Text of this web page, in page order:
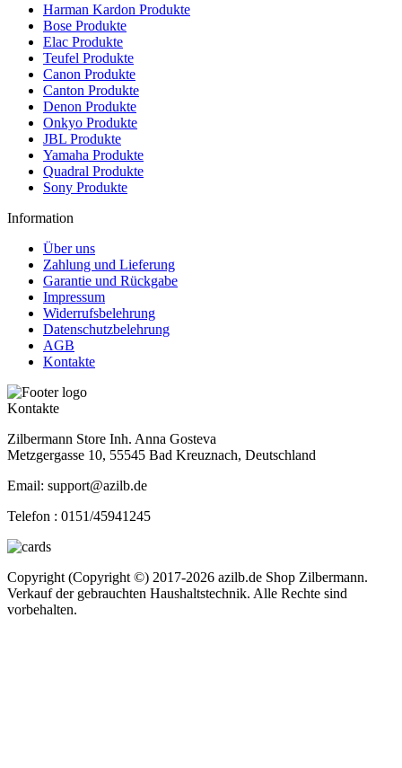
Harman Kardon Produkte
Bose Produkte
Elac Produkte
Teufel Produkte
Canon Produkte
Canton Produkte
Denon Produkte
Onkyo Produkte
JBL Produkte
Yamaha Produkte
Quadral Produkte
Sony Produkte
Information
Über uns
Zahlung und Lieferung
Garantie und Rückgabe
Impressum
Widerrufsbelehrung
Datenschutzbelehrung
AGB
Kontakte
Kontakte
Zilbermann Store Inh. Anna Gosteva
Metzgergasse 10, 55545 Bad Kreuznach, Deutschland
Email: support@azilb.de
Telefon : 0151/45941245
Copyright (Copyright ©) 2017-2026 azilb.de Shop Zilbermann.
Verkauf der gebrauchten Haushaltstechnik. Alle Rechte sind
vorbehalten.